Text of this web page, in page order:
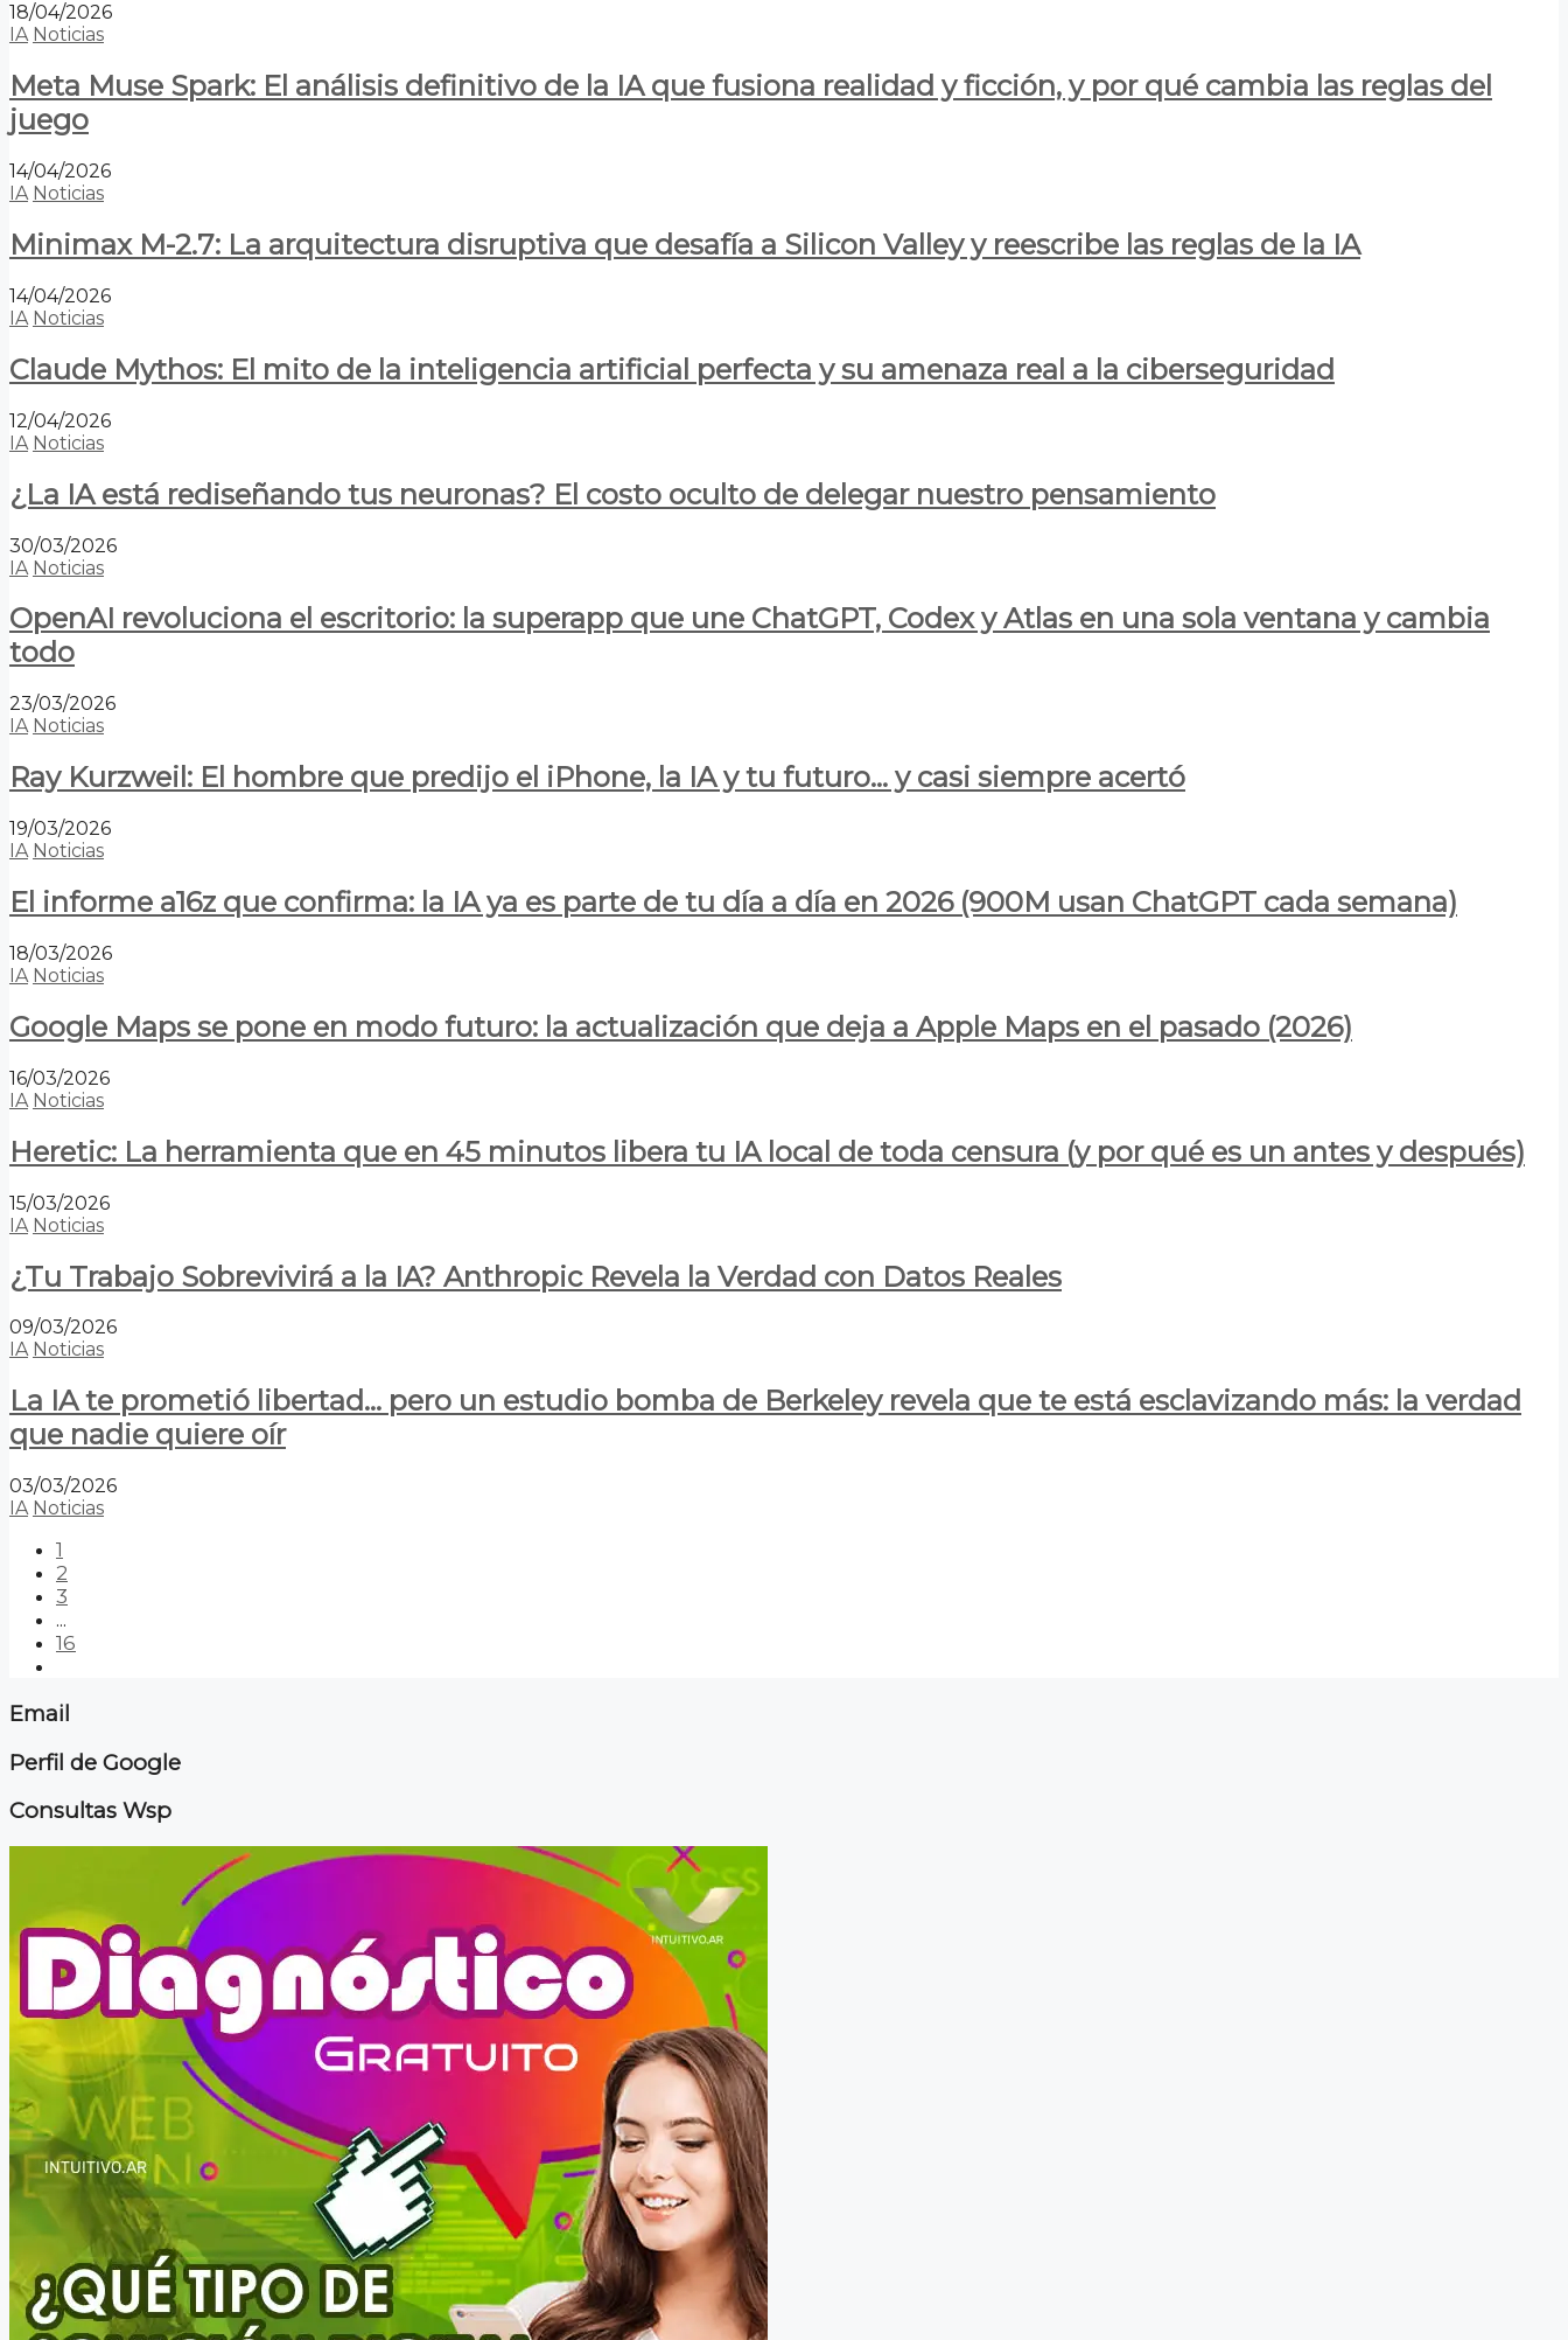
18/04/2026
IA Noticias
Meta Muse Spark: El análisis definitivo de la IA que fusiona realidad y ficción, y por qué cambia las reglas del
juego
14/04/2026
IA Noticias
Minimax M-2.7: La arquitectura disruptiva que desafía a Silicon Valley y reescribe las reglas de la IA
14/04/2026
IA Noticias
Claude Mythos: El mito de la inteligencia artificial perfecta y su amenaza real a la ciberseguridad
12/04/2026
IA Noticias
¿La IA está rediseñando tus neuronas? El costo oculto de delegar nuestro pensamiento
30/03/2026
IA Noticias
OpenAI revoluciona el escritorio: la superapp que une ChatGPT, Codex y Atlas en una sola ventana y cambia
todo
23/03/2026
IA Noticias
Ray Kurzweil: El hombre que predijo el iPhone, la IA y tu futuro… y casi siempre acertó
19/03/2026
IA Noticias
El informe a16z que confirma: la IA ya es parte de tu día a día en 2026 (900M usan ChatGPT cada semana)
18/03/2026
IA Noticias
Google Maps se pone en modo futuro: la actualización que deja a Apple Maps en el pasado (2026)
16/03/2026
IA Noticias
Heretic: La herramienta que en 45 minutos libera tu IA local de toda censura (y por qué es un antes y después)
15/03/2026
IA Noticias
¿Tu Trabajo Sobrevivirá a la IA? Anthropic Revela la Verdad con Datos Reales
09/03/2026
IA Noticias
La IA te prometió libertad… pero un estudio bomba de Berkeley revela que te está esclavizando más: la verdad
que nadie quiere oír
03/03/2026
IA Noticias
1
2
3
...
16
Email
Perfil de Google
Consultas Wsp